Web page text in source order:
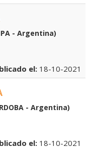
- Argentina)
el: 18-10-2021
- Argentina)
el: 18-10-2021